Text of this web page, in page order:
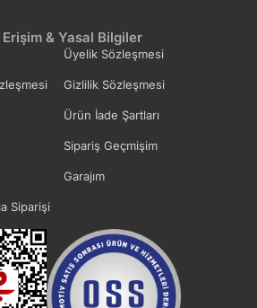
Erişim & Yasal Bilgiler
Üyelik Sözleşmesi
Gizlilik Sözleşmesi
Ürün İade Şartları
Sipariş Geçmişim
Garajım
Siparişi